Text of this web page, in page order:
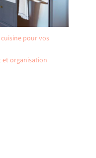
pour vos
et organisation